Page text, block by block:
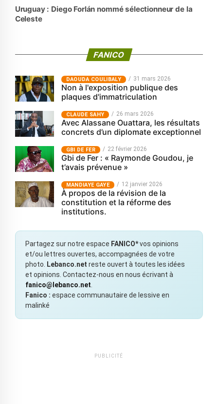
Uruguay : Diego Forlán nommé sélectionneur de la
Celeste
FANICO
‎DAOUDA COULIBALY 31 mars 2026
Non à l'exposition publique des
plaques d'immatriculation
CLAUDE SAHY 26 mars 2026
Avec Alassane Ouattara, les résultats
concrets d’un diplomate exceptionnel
GBI DE FER 22 février 2026
Gbi de Fer : « Raymonde Goudou, je
t’avais prévenue »
MANDIAYE GAYE 12 janvier 2026
À propos de la révision de la
constitution et la réforme des
institutions.
Partagez sur notre espace FANICO*vos opinions
et/ou lettres ouvertes, accompagnées de votre
photo.
Lebanco.net reste ouvert à toutes les idées
et opinions. Contactez-nous en nous écrivant à
fanico@lebanco.net
Fanico : espace communautaire de lessive en
malinké
PUBLICITÉ